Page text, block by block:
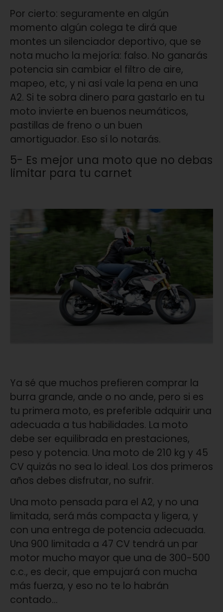
Por cierto: seguramente en algún
momento algún colega te dirá que
montes un silenciador deportivo, que se
nota mucho la mejoría: falso. No ganarás
potencia sin cambiar el filtro de aire,
mapeo, etc, y ni así vale la pena en una
A2. Si te sobra dinero para gastarlo en tu
moto invierte en buenos neumáticos,
pastillas de freno o un buen
amortiguador. Eso sí lo notarás.
5- Es mejor una moto que no debas
limitar para tu carnet
Ya sé que muchos prefieren comprar la
burra grande, ande o no ande, pero si es
tu primera moto, es preferible adquirir una
adecuada a tus habilidades. La moto
debe ser equilibrada en prestaciones,
peso y potencia. Una moto de 210 kg y 45
CV quizás no sea lo ideal. Los dos primeros
años debes disfrutar, no sufrir.
Una moto pensada para el A2, y no una
limitada, será más compacta y ligera, y
con una entrega de potencia adecuada.
Una 900 limitada a 47 CV tendrá un par
motor mucho mayor que una de 300-500
c.c., es decir, que empujará con mucha
más fuerza, y eso no te lo habrán
contado…